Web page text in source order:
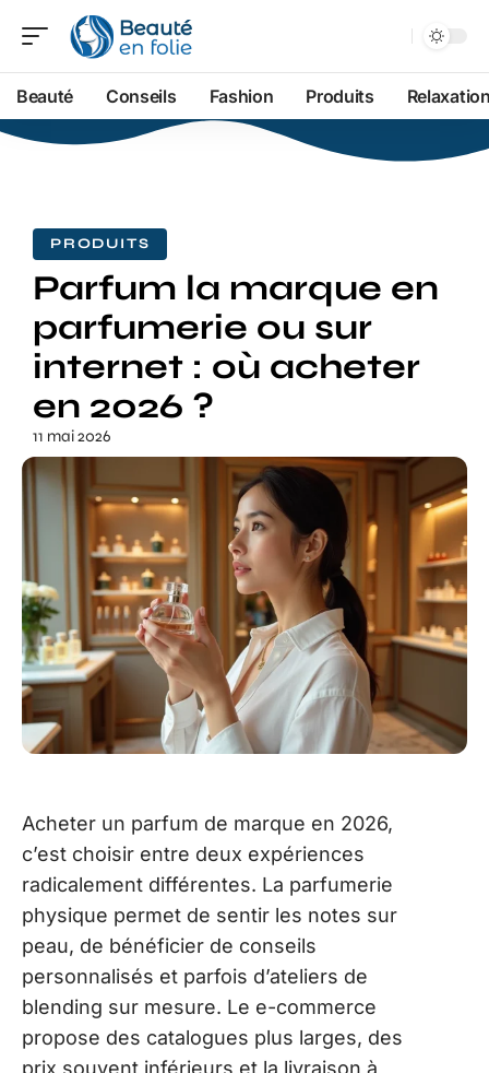
Beauté Conseils Fashion Produits
PRODUITS
Parfum la marque en
parfumerie ou sur
internet : où acheter
en 2026 ?
11 mai 2026
Acheter un parfum de marque en 2026,
c’est choisir entre deux expériences
radicalement différentes. La parfumerie
physique permet de sentir les notes sur
peau, de bénéficier de conseils
personnalisés et parfois d’ateliers de
blending sur mesure. Le e-commerce
propose des catalogues plus larges, des
prix souvent inférieurs et la livraison à